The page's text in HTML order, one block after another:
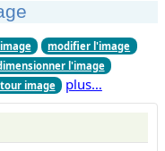
modifier l'image
l'image
image plus…